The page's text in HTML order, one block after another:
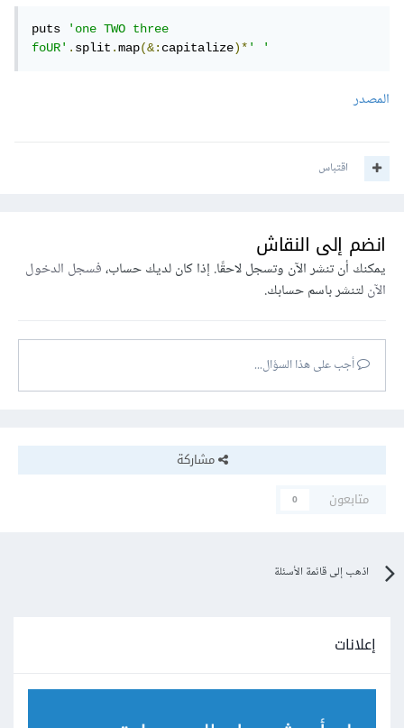
puts 'one TWO three
foUR'.split.map(&:capitalize)*' '
المصدر
اقتباس
انضم إلى النقاش
يمكنك أن تنشر الآن وتسجل لاحقًا. إذا كان لديك حساب،فسجل الدخول
الآنلتنشر باسم حسابك.
أجب على هذا السؤال...
مشاركة
متابعون
0
اذهب إلى قائمة الأسئلة
إعلانات